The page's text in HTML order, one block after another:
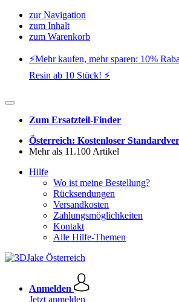
zur Navigation
zum Inhalt
zum Warenkorb
⚡️Mehr kaufen, mehr sparen: 10%
Resin ab 10 Stück! ⚡️
Zum Ersatzteil-Finder
Österreich: Kostenloser
Mehr als 11.100 Artikel
Hilfe
Wo ist meine Bestellung?
Rücksendungen
Versandkosten
Zahlungsmöglichkeiten
Kontakt
Alle Hilfe-Themen
Anmelden
Jetzt anmelden